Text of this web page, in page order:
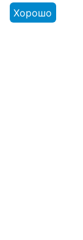
Хорошо